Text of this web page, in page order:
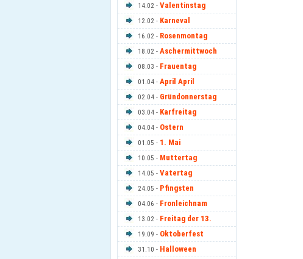
14.02 - Valentinstag
12.02 - Karneval
16.02 - Rosenmontag
18.02 - Aschermittwoch
08.03 - Frauentag
01.04 - April April
02.04 - Gründonnerstag
03.04 - Karfreitag
04.04 - Ostern
01.05 - 1. Mai
10.05 - Muttertag
14.05 - Vatertag
24.05 - Pfingsten
04.06 - Fronleichnam
13.02 - Freitag der 13.
19.09 - Oktoberfest
31.10 - Halloween